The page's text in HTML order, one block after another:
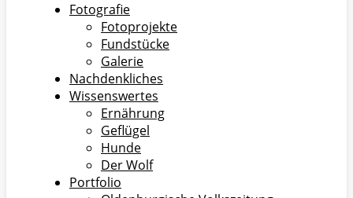
Fotografie
Fotoprojekte
Fundstücke
Galerie
Nachdenkliches
Wissenswertes
Ernährung
Geflügel
Hunde
Der Wolf
Portfolio